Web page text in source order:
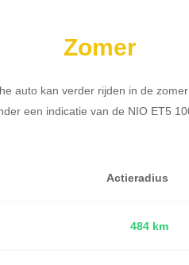
Zomer
auto kan verder rijden in de
een indicatie van de NIO ET5
Actieradius
484 km